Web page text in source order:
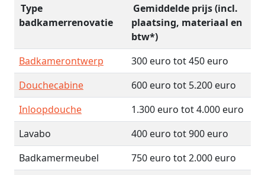
Type
badkamerrenovatie
Gemiddelde prijs (incl.
plaatsing, materiaal en
btw*)
Badkamerontwerp
300 euro tot 450 euro
Douchecabine
600 euro tot 5.200 euro
Inloopdouche
1.300 euro tot 4.000 euro
Lavabo
400 euro tot 900 euro
Badkamermeubel
750 euro tot 2.000 euro